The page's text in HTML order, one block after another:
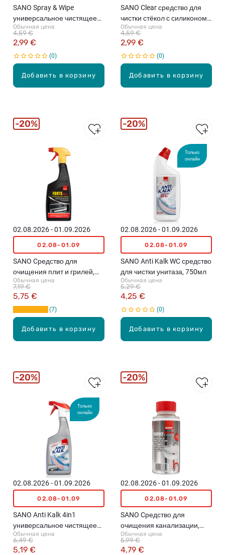
Добавить в корзину
SANO Spray & Wipe
универсальное чистящее
средство, 750мл
Обычная цена
2,99 €
4,59 €
0
Добавить в корзину
SANO Clear средство для
чистки стёкол с силиконом,
1л
Обычная цена
2,99 €
4,59 €
0
Добавить в корзину
02.08.2026 - 01.09.2026
02.08-01.09
SANO Cредство для
очищения плит и грилей,
750мл
Обычная цена
5,75 €
7,19 €
7
20%
Только
онлайн
Добавить в корзину
02.08.2026 - 01.09.2026
02.08-01.09
SANO Anti Kalk WC средство
для чистки унитаза, 750мл
Обычная цена
4,25 €
5,29 €
0
20%
Только
онлайн
02.08.2026 - 01.09.2026
02.08-01.09
SANO Anti Kalk 4in1
универсальное чистящее
средство, 700мл
Обычная цена
5,19 €
6,49 €
20%
02.08.2026 - 01.09.2026
02.08-01.09
SANO Cредство для
очищения канализации,
200г
Обычная цена
4,79 €
5,99 €
20%